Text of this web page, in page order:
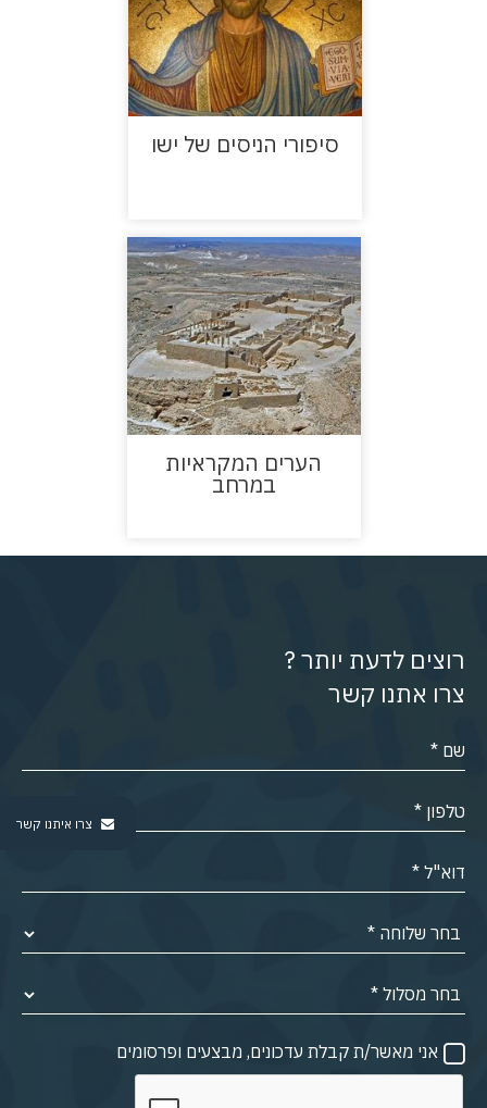
צרו איתנו קשר
סיפורי הניסים של ישו
הערים המקראיות
במרחב
רוצים לדעת יותר ?
צרו אתנו קשר
אני מאשר/ת קבלת עדכונים, מבצעים ופרסומים